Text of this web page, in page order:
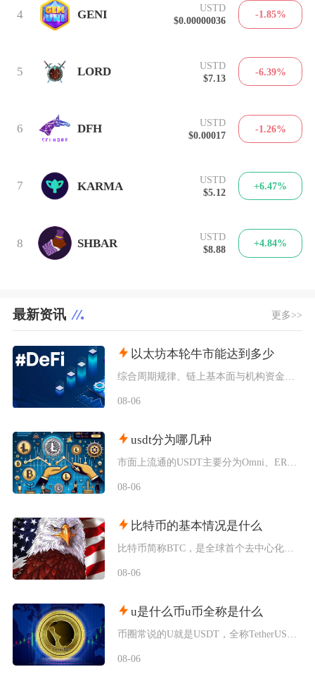
4 GENI
USTD
$0.00000036
-1.85%
5 LORD
USTD
$7.13
-6.39%
6 DFH
USTD
$0.00017
-1.26%
7 KARMA
USTD
$5.12
+6.47%
8 SHBAR
USTD
$8.88
+4.84%
最新资讯 更多>>
以太坊本轮牛市能达到多少
综合周期规律、链上基本面与机构资金预期，以太坊本轮牛市基准冲顶区间在8000至12000美
08-06
usdt分为哪几种
市面上流通的USDT主要分为Omni、ERC20、TRC20、BEP20四类主流版本，同时
08-06
比特币的基本情况是什么
08-06
u是什么币u币全称是什么
08-06